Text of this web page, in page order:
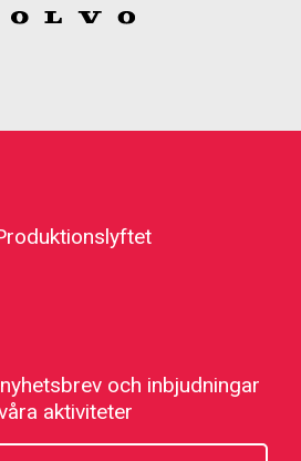
och inbjudningar
aktiviteter